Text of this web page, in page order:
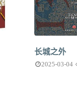
长城之外
2025-03-04